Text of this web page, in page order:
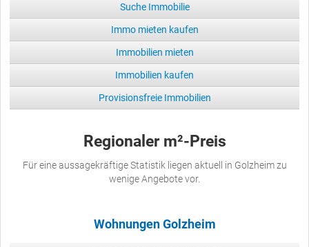
Suche Immobilie
Immo mieten kaufen
Immobilien mieten
Immobilien kaufen
Provisionsfreie Immobilien
Regionaler m²-Preis
Für eine aussagekräftige Statistik liegen aktuell in Golzheim zu
wenige Angebote vor.
Wohnungen Golzheim